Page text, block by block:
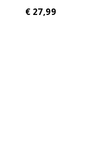
€ 27,99